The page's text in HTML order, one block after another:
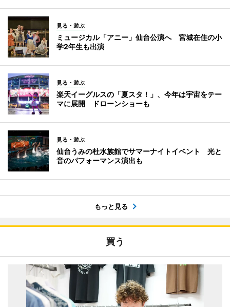
見る・遊ぶ
ミュージカル「アニー」仙台公演へ 宮城在住の小
学2年生も出演
見る・遊ぶ
楽天イーグルスの「夏スタ！」、今年は宇宙をテー
マに展開 ドローンショーも
見る・遊ぶ
仙台うみの杜水族館でサマーナイトイベント 光と
音のパフォーマンス演出も
もっと見る
買う